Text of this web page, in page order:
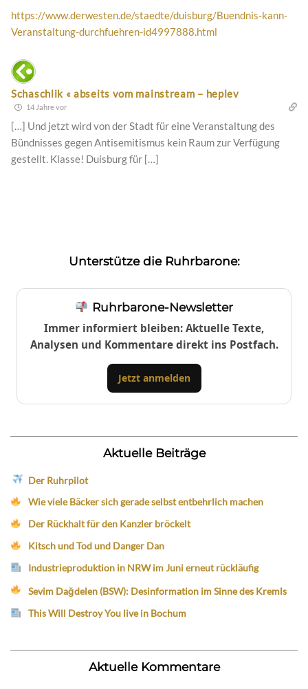
https://www.derwesten.de/staedte/duisburg/Buendnis-kann-
Veranstaltung-durchfuehren-id4997888.html
Schaschlik « abseits vom mainstream – heplev
14 Jahre vor
[…] Und jetzt wird von der Stadt für eine Veranstaltung des
Bündnisses gegen Antisemitismus kein Raum zur Verfügung
gestellt. Klasse! Duisburg für […]
Unterstütze die Ruhrbarone:
Ruhrbarone-Newsletter
Immer informiert bleiben: Aktuelle Texte,
Analysen und Kommentare direkt ins Postfach.
Jetzt anmelden
Aktuelle Beiträge
Der Ruhrpilot
Wie viele Bäcker sich gerade selbst entbehrlich machen
Der Rückhalt für den Kanzler bröckelt
Kitsch und Tod und Danger Dan
Industrieproduktion in NRW im Juni erneut rückläufig
Sevim Dağdelen (BSW): Desinformation im Sinne des Kremls
This Will Destroy You live in Bochum
Aktuelle Kommentare